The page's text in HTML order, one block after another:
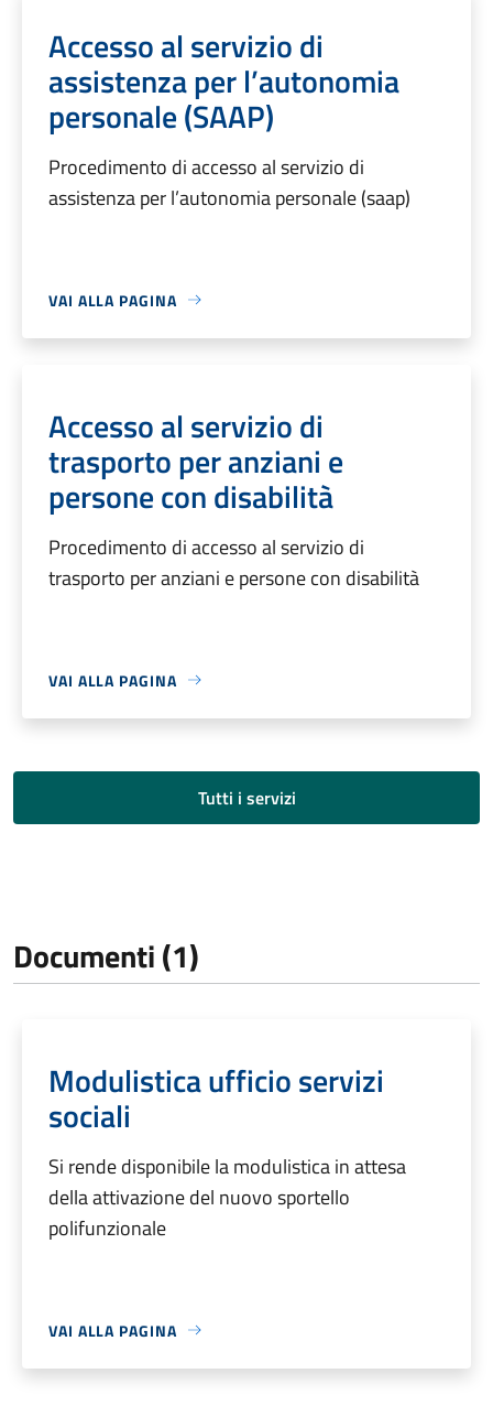
Accesso al servizio di
assistenza per l’autonomia
personale (SAAP)
Procedimento di accesso al servizio di
assistenza per l’autonomia personale (saap)
VAI ALLA PAGINA
Accesso al servizio di
trasporto per anziani e
persone con disabilità
Procedimento di accesso al servizio di
trasporto per anziani e persone con disabilità
VAI ALLA PAGINA
Tutti i servizi
Documenti (1)
Modulistica ufficio servizi
sociali
Si rende disponibile la modulistica in attesa
della attivazione del nuovo sportello
polifunzionale
VAI ALLA PAGINA